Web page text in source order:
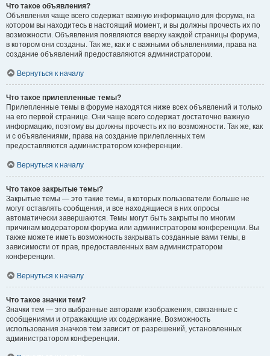
Что такое объявления?
Объявления чаще всего содержат важную информацию для форума, на
котором вы находитесь в настоящий момент, и вы должны прочесть их по
возможности. Объявления появляются вверху каждой страницы форума,
в котором они созданы. Так же, как и с важными объявлениями, права на
создание объявлений предоставляются администратором.
Вернуться к началу
Что такое прилепленные темы?
Прилепленные темы в форуме находятся ниже всех объявлений и только
на его первой странице. Они чаще всего содержат достаточно важную
информацию, поэтому вы должны прочесть их по возможности. Так же, как
и с объявлениями, права на создание прилепленных тем
предоставляются администратором конференции.
Вернуться к началу
Что такое закрытые темы?
Закрытые темы — это такие темы, в которых пользователи больше не
могут оставлять сообщения, и все находящиеся в них опросы
автоматически завершаются. Темы могут быть закрыты по многим
причинам модератором форума или администратором конференции. Вы
также можете иметь возможность закрывать созданные вами темы, в
зависимости от прав, предоставленных вам администратором
конференции.
Вернуться к началу
Что такое значки тем?
Значки тем — это выбранные авторами изображения, связанные с
сообщениями и отражающие их содержание. Возможность
использования значков тем зависит от разрешений, установленных
администратором конференции.